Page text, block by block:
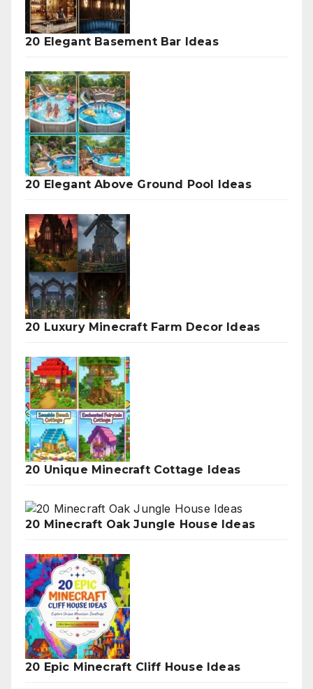
20 Elegant Basement Bar Ideas
20 Elegant Above Ground Pool Ideas
20 Luxury Minecraft Farm Decor Ideas
20 Unique Minecraft Cottage Ideas
20 Minecraft Oak Jungle House Ideas
20 Epic Minecraft Cliff House Ideas